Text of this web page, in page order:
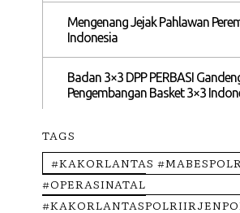
Mengenang Jejak Pahlawan
Indonesia
Badan 3×3 DPP PERBASI
Pengembangan Basket 3×3
TAGS
#KAKORLANTAS
#OPERASINATAL